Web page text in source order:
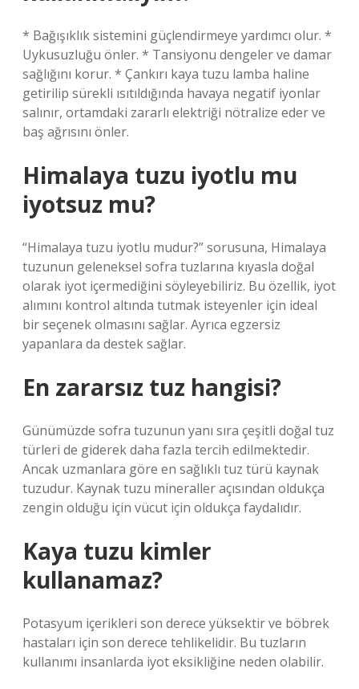
* Bağışıklık sistemini güçlendirmeye yardımcı olur. *
Uykusuzluğu önler. * Tansiyonu dengeler ve damar
sağlığını korur. * Çankırı kaya tuzu lamba haline
getirilip sürekli ısıtıldığında havaya negatif iyonlar
salınır, ortamdaki zararlı elektriği nötralize eder ve
baş ağrısını önler.
Himalaya tuzu iyotlu mu
iyotsuz mu?
“Himalaya tuzu iyotlu mudur?” sorusuna, Himalaya
tuzunun geleneksel sofra tuzlarına kıyasla doğal
olarak iyot içermediğini söyleyebiliriz. Bu özellik, iyot
alımını kontrol altında tutmak isteyenler için ideal
bir seçenek olmasını sağlar. Ayrıca egzersiz
yapanlara da destek sağlar.
En zararsız tuz hangisi?
Günümüzde sofra tuzunun yanı sıra çeşitli doğal tuz
türleri de giderek daha fazla tercih edilmektedir.
Ancak uzmanlara göre en sağlıklı tuz türü kaynak
tuzudur. Kaynak tuzu mineraller açısından oldukça
zengin olduğu için vücut için oldukça faydalıdır.
Kaya tuzu kimler
kullanamaz?
Potasyum içerikleri son derece yüksektir ve böbrek
hastaları için son derece tehlikelidir. Bu tuzların
kullanımı insanlarda iyot eksikliğine neden olabilir.